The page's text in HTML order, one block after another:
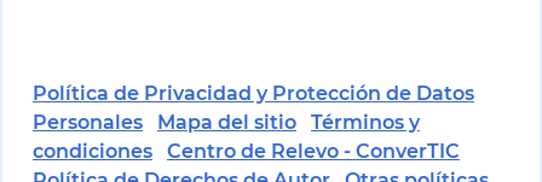
Política de Privacidad y Protección de Datos
Personales
Mapa del sitio
Términos y
condiciones
Centro de Relevo - ConverTIC